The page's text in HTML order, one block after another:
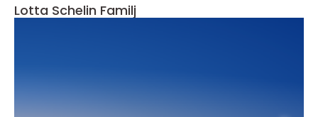
Lotta Schelin Familj